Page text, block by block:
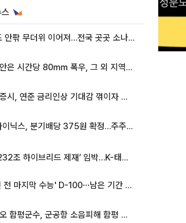
35도 안팎 무더위 이어져…전국 곳곳 소나기 [오늘 날씨]
동해안은 시간당 80㎜ 폭우, 그 외 지역은 폭염…‘극과 극 날씨’
뉴욕증시, 연준 금리인상 기대감 꺾이자 상승...S&P500 사상 최고치 [종합]
SK하이닉스, 분기배당 375원 확정…주주환원책 9월로 앞당겨 발표
美 ‘232조 하이브리드 제재’ 임박…K-태양광, 불확실성 털고 날개 다나
'개편 전 마지막 수능' D-100⋯남은 기간 성적 올릴 전략은
이남오 함평군수, 군공항 소음피해 함평 보상 요구